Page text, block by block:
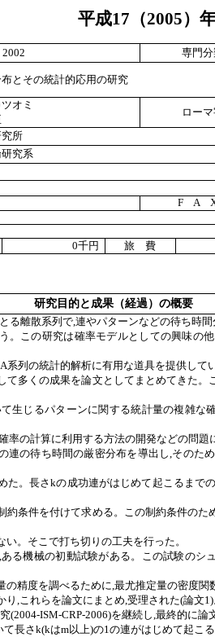
平成17 （2005）
2002 専門
とその統計的応用の研究
オミ
ロー
所
究系
0千円 旅 費
研究目的と成果（経過）の概要
る離散系列で,連やパターンなどの待ち時
。この研究は確率モデルとしての興味の
系列の統計的解析に有用な道具を提供して
多くの成果を論文としてまとめてきた。
生じるパターンに関する統計量の複雑な
率の計算に利用する方法の開発などの問題
連の待ち時間の厳密分布を導出し,そのた
た。長さkの成功連がはじめて起こるまで
約条件を付けて求める。この制約条件のた
。そこで打ち切りの工夫を行った。
る機械の初動試験がある。この試験のシ
の精度を調べるために,最尤推定量の密度関
り,これらを論文にまとめ,受理された(論文
(2004-ISM-CRP-2006)を継続し,最終的に論
長さk(kはm以上)の1の連がはじめて起こ